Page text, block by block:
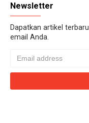
Newsletter
Dapatkan artikel
email Anda.